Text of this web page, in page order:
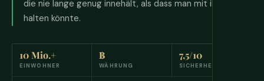
die nie lange genug innehält, als dass man mit ihr Schritt
halten könnte.
10 Mio.+
EINWOHNER
฿
WÄHRUNG
7,5/10
SICHERHEIT